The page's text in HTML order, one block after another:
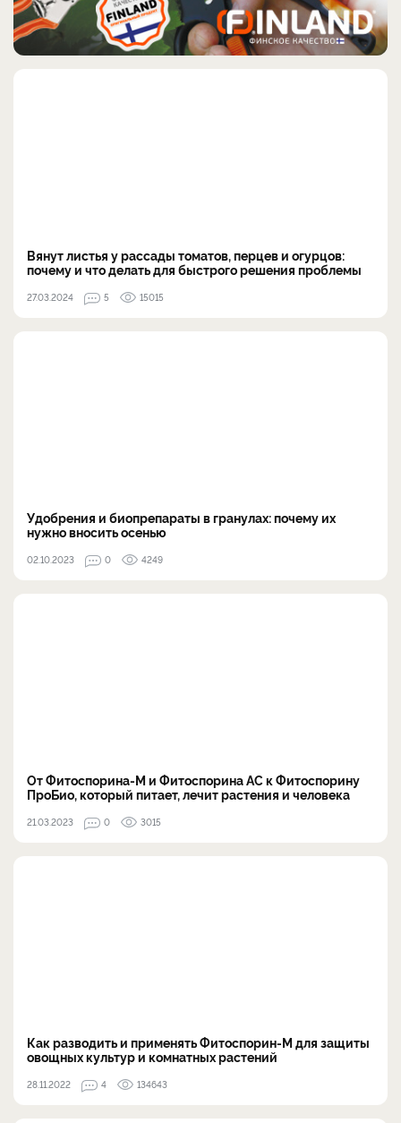
Вянут листья у рассады томатов, перцев и огурцов:
почему и что делать для быстрого решения проблемы
27.03.2024 5 15015
Удобрения и биопрепараты в гранулах: почему их
нужно вносить осенью
02.10.2023 0 4249
От Фитоспорина-М и Фитоспорина АС к Фитоспорину
ПроБио, который питает, лечит растения и человека
21.03.2023 0 3015
Как разводить и применять Фитоспорин-М для защиты
овощных культур и комнатных растений
28.11.2022 4 134643